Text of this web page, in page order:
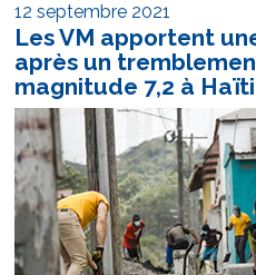
12 septembre 2021
Les VM apportent
après un
magnitude 7,2 à Haïti